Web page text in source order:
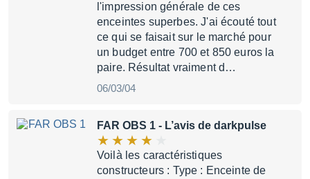
l'impression générale de ces
enceintes superbes. J'ai écouté tout
ce qui se faisait sur le marché pour
un budget entre 700 et 850 euros la
paire. Résultat vraiment d…
06/03/04
FAR OBS 1 - L’avis de darkpulse
Voilà les caractéristiques
constructeurs : Type : Enceinte de